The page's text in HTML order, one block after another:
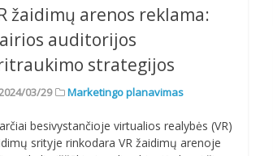
žaidimų arenos reklama:
auditorijos
strategijos
03/29 Marketingo planavimas
besivystančioje virtualios realybės (VR)
srityje rinkodara VR žaidimų arenoje